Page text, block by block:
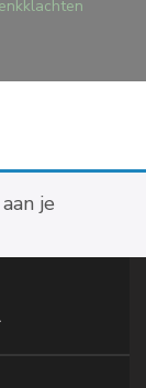
je